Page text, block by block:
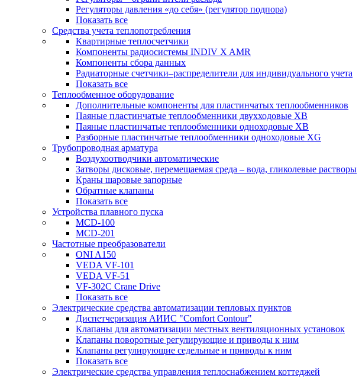
Регуляторы давления «до себя» (регулятор подпора)
Показать все
Средства учета теплопотребления
Квартирные теплосчетчики
Компоненты радиосистемы INDIV X AMR
Компоненты сбора данных
Радиаторные счетчики–распределители для индивидуального учета
Показать все
Теплообменное оборудование
Дополнительные компоненты для пластинчатых теплообменников
Паяные пластинчатые теплообменники двухходовые XB
Паяные пластинчатые теплообменники одноходовые ХВ
Разборные пластинчатые теплообменники одноходовые ХG
Трубопроводная арматура
Воздухоотводчики автоматические
Затворы дисковые, перемещаемая среда – вода, гликолевые растворы
Краны шаровые запорные
Обратные клапаны
Показать все
Устройства плавного пуска
MCD-100
MCD-201
Частотные преобразователи
ONI A150
VEDA VF-101
VEDA VF-51
VF-302C Crane Drive
Показать все
Электрические средства автоматизации тепловых пунктов
Диспетчеризация АИИС "Comfort Contour"
Клапаны для автоматизации местных вентиляционных установок
Клапаны поворотные регулирующие и приводы к ним
Клапаны регулирующие седельные и приводы к ним
Показать все
Электрические средства управления теплоснабжением коттеджей